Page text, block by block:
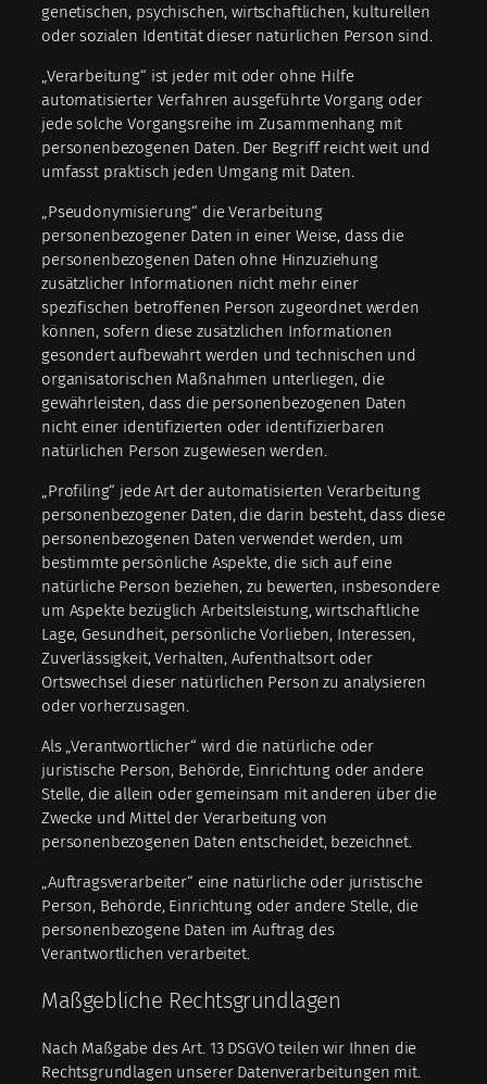
genetischen, psychischen, wirtschaftlichen, kulturellen
oder sozialen Identität dieser natürlichen Person sind.
„Verarbeitung“ ist jeder mit oder ohne Hilfe
automatisierter Verfahren ausgeführte Vorgang oder
jede solche Vorgangsreihe im Zusammenhang mit
personenbezogenen Daten. Der Begriff reicht weit und
umfasst praktisch jeden Umgang mit Daten.
„Pseudonymisierung“ die Verarbeitung
personenbezogener Daten in einer Weise, dass die
personenbezogenen Daten ohne Hinzuziehung
zusätzlicher Informationen nicht mehr einer
spezifischen betroffenen Person zugeordnet werden
können, sofern diese zusätzlichen Informationen
gesondert aufbewahrt werden und technischen und
organisatorischen Maßnahmen unterliegen, die
gewährleisten, dass die personenbezogenen Daten
nicht einer identifizierten oder identifizierbaren
natürlichen Person zugewiesen werden.
„Profiling“ jede Art der automatisierten Verarbeitung
personenbezogener Daten, die darin besteht, dass diese
personenbezogenen Daten verwendet werden, um
bestimmte persönliche Aspekte, die sich auf eine
natürliche Person beziehen, zu bewerten, insbesondere
um Aspekte bezüglich Arbeitsleistung, wirtschaftliche
Lage, Gesundheit, persönliche Vorlieben, Interessen,
Zuverlässigkeit, Verhalten, Aufenthaltsort oder
Ortswechsel dieser natürlichen Person zu analysieren
oder vorherzusagen.
Als „Verantwortlicher“ wird die natürliche oder
juristische Person, Behörde, Einrichtung oder andere
Stelle, die allein oder gemeinsam mit anderen über die
Zwecke und Mittel der Verarbeitung von
personenbezogenen Daten entscheidet, bezeichnet.
„Auftragsverarbeiter“ eine natürliche oder juristische
Person, Behörde, Einrichtung oder andere Stelle, die
personenbezogene Daten im Auftrag des
Verantwortlichen verarbeitet.
Maßgebliche Rechtsgrundlagen
Nach Maßgabe des Art. 13 DSGVO teilen wir Ihnen die
Rechtsgrundlagen unserer Datenverarbeitungen mit.